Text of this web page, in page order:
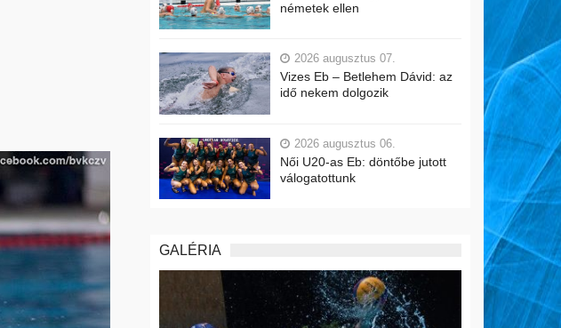
németek ellen
2026 augusztus 07.
Vizes Eb – Betlehem Dávid: az
idő nekem dolgozik
2026 augusztus 06.
Női U20-as Eb: döntőbe jutott
válogatottunk
GALÉRIA